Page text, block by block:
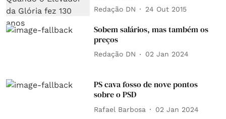
Redação DN 24 Out 2015
Sobem salários, mas também os
preços
Redação DN 02 Jan 2024
PS cava fosso de nove pontos
sobre o PSD
Rafael Barbosa 02 Jan 2024